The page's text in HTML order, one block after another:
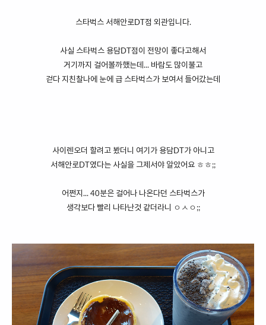
스타벅스 서해안로DT점 외관입니다.
사실 스타벅스 용담DT점이 전망이 좋다고해서
거기까지 걸어볼까했는데... 바람도 많이불고
걷다 지친찰나에 눈에 급 스타벅스가 보여서 들어갔는데
사이렌오더 할려고 봤더니 여기가 용담DT가 아니고
서해안로DT였다는 사실을 그제서야 알았어요 ㅎㅎ;;
어쩐지... 40분은 걸어나 나온다던 스타벅스가
생각보다 빨리 나타난것 같더라니 ㅇㅅㅇ;;